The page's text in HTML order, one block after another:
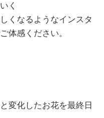
く
くなるようなインスタ
体感ください。
変化したお花を最終日